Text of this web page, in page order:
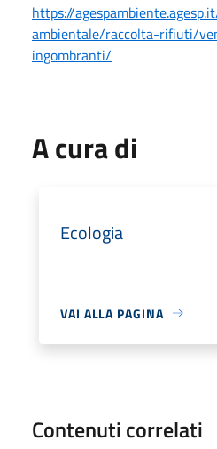
https://
ambientale/raccolta-rifiuti/
ingombranti/
A cura di
Ecologia
VAI ALLA PAGINA
Contenuti correlati